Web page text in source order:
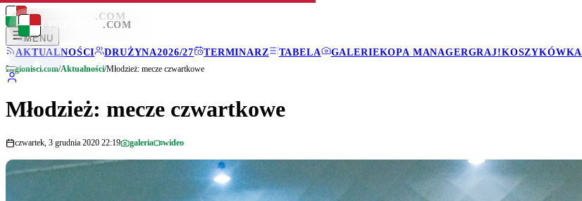
LEGIONISCI .COM
MENU
AKTUALNOŚCI
DRUŻYNA2026/27 TERMINARZ TABELA GALERIEKOPA MANAGERGRAJ!KOSZYKÓWKA
LEGIONISCI .COM
Legionisci.com/Aktualności/Młodzież: mecze czwartkowe
Młodzież: mecze czwartkowe
czwartek, 3 grudnia 2020 22:19 galeria wideo